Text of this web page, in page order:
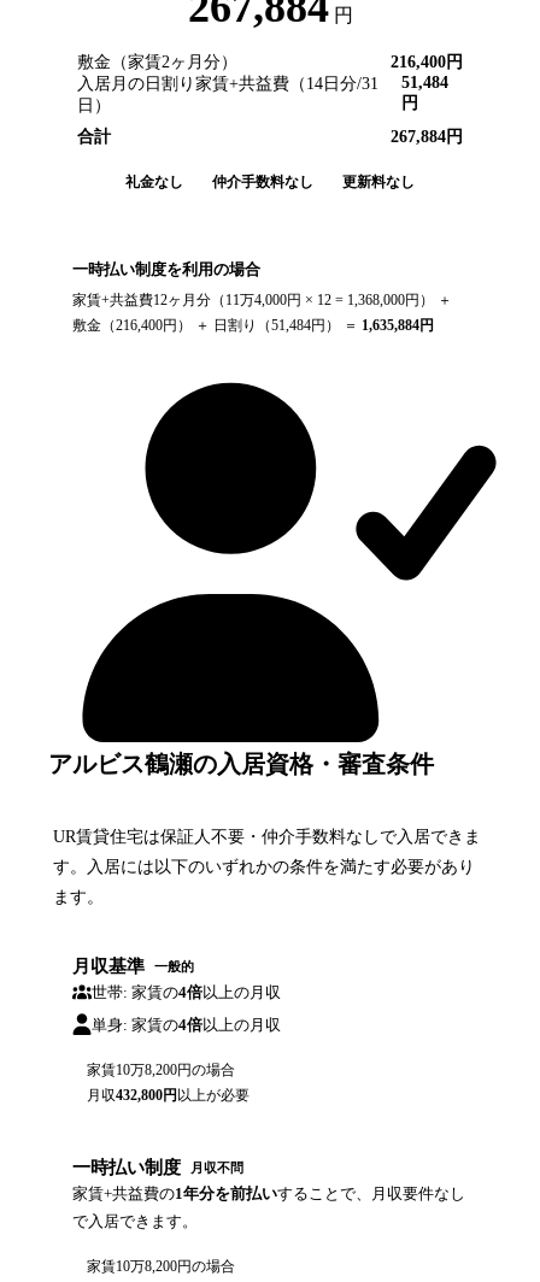
円
敷金（家賃2ヶ月分） 216,400 円
入居月の日割り家賃+共益費（ 14 日分/31
日）
51,484
円
合計
267,884 円
礼金なし 仲介手数料なし 更新料なし
一時払い制度を利用の場合
家賃+共益費12ヶ月分（ 11万4,000円 × 12 = 1,368,000円） ＋
敷金（216,400円） ＋ 日割り（51,484円） ＝ 1,635,884円
アルビス鶴瀬の入居資格・審査条件
UR賃貸住宅は保証人不要・仲介手数料なしで入居できま
す。入居には以下のいずれかの条件を満たす必要があり
ます。
月収基準 一般的
世帯: 家賃の4倍以上の月収
単身: 家賃の4倍以上の月収
家賃10万8,200円の場合
月収432,800円以上が必要
一時払い制度 月収不問
家賃+共益費の1年分を前払いすることで、月収要件なし
で入居できます。
家賃10万8,200円の場合